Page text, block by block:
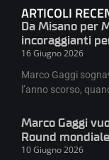
ARTICOLI
Da Misano per
incoraggianti
16 Giugno 2026
Marco Gaggi
l’anno scorso,
Marco Gaggi
Round
10 Giugno 2026